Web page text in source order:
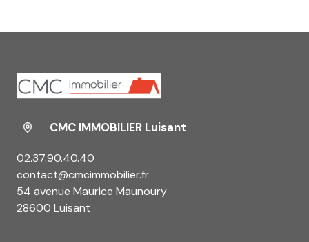
CMC IMMOBILIER Luisant
02.37.90.40.40
contact@cmcimmobilier.fr
54 avenue Maurice Maunoury
28600 Luisant